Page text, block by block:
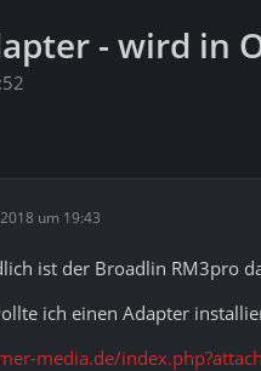
- wird in
um 19:43
ist der Broadlin RM3pro
ich einen Adapter
media.de/